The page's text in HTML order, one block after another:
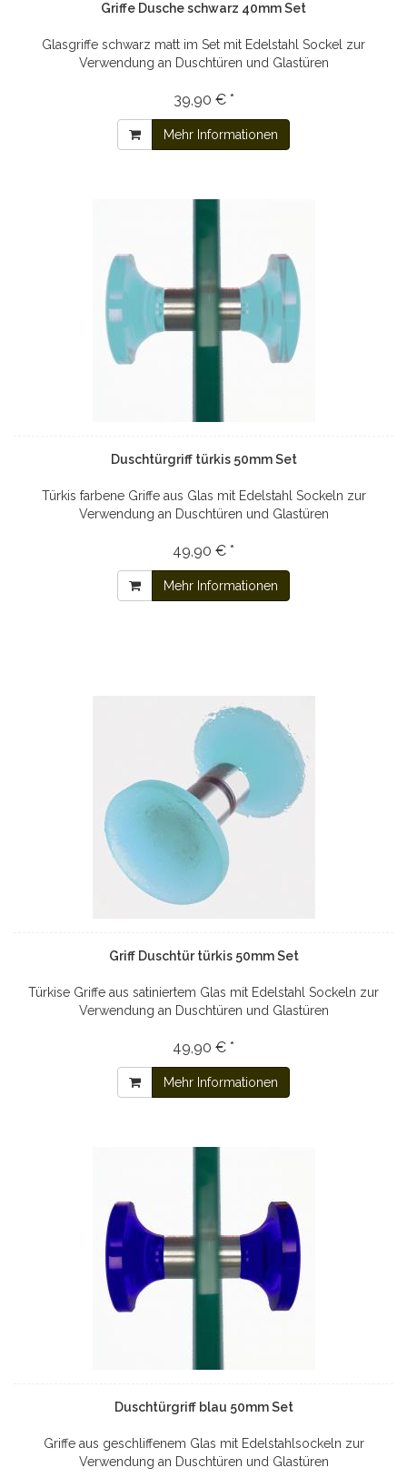
Griffe Dusche schwarz 40mm Set
Glasgriffe schwarz matt im Set mit Edelstahl Sockel zur
Verwendung an Duschtüren und Glastüren
39,90 € *
Mehr Informationen
Duschtürgriff türkis 50mm Set
Türkis farbene Griffe aus Glas mit Edelstahl Sockeln zur
Verwendung an Duschtüren und Glastüren
49,90 € *
Mehr Informationen
Griff Duschtür türkis 50mm Set
Türkise Griffe aus satiniertem Glas mit Edelstahl Sockeln zur
Verwendung an Duschtüren und Glastüren
49,90 € *
Mehr Informationen
Duschtürgriff blau 50mm Set
Griffe aus geschliffenem Glas mit Edelstahlsockeln zur
Verwendung an Duschtüren und Glastüren